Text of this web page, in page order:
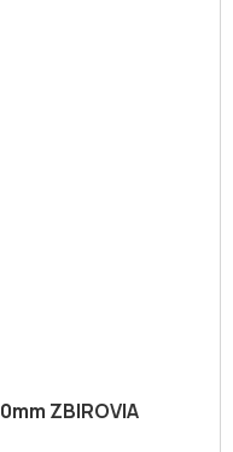
ZBIROVIA